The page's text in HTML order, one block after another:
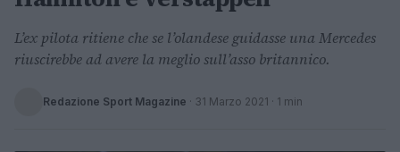
L’ex pilota ritiene che se l’olandese guidasse una Mercedes
riuscirebbe ad avere la meglio sull’asso britannico.
Redazione Sport Magazine · 31 Marzo 2021 · 1 min